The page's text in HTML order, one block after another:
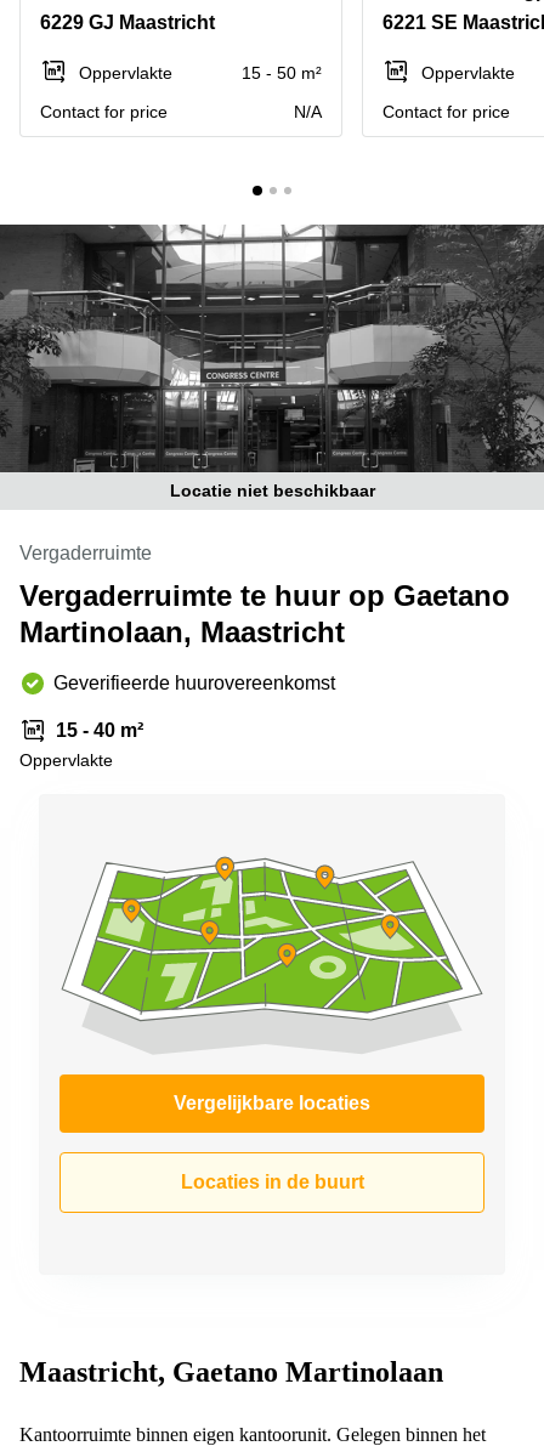
Hengelo
Hilversum
Hoofddorp
Tiel
Tilburg
Zwolle
Amsterdam
Westpoort
Reeuwijk
Business
Arnhem
Westpoort
Business
center
Hilversum
Business
center
Den
Coworking
space
Coworking
Arnhem
Kantoorruimte
in Arnhem
space
Coworking
space
Kantoor
Huren
Hengelo
Bedrijfsruimte
Huren in
6229 GJ Maastricht
Oppervlakte
15 - 50 m²
Contact for price
N/A
6221 SE
Oppervlakte
Contact for price
Locatie niet beschikbaar
Vergaderruimte
Vergaderruimte te huur op Gaetano
Martinolaan, Maastricht
Geverifieerde huurovereenkomst
15 - 40 m²
Oppervlakte
Vergelijkbare locaties
Locaties in de buurt
Maastricht, Gaetano Martinolaan
Kantoorruimte binnen eigen kantoorunit. Gelegen binnen het